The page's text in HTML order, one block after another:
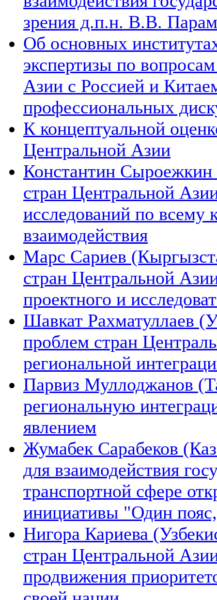
зрения д.п.н. В.В.
Об основных
экспертизы по
Азии с Россией и
профессиональных
К концептуальной
Центральной Азии
Константин Сыроежкин
стран Центральной
исследований по всему
взаимодействия
Марс Сариев
стран Центральной
проектного и
Шавкат Рахматуллаев
проблем стран
региональной
Парвиз Муллоджанов
региональную
явлением
Жумабек Сарабеков
для взаимодействия
транспортной сфере
инициативы "Один
Нигора Кариева
стран Центральной
продвижения